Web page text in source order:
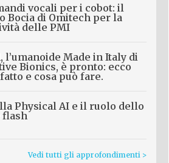
vocali per i cobot: il
Bocia di Omitech per la
delle PMI
l’umanoide Made in Italy di
Bionics, è pronto: ecco
e cosa può fare.
Physical AI e il ruolo dello
flash
Vedi tutti gli approfondimenti >